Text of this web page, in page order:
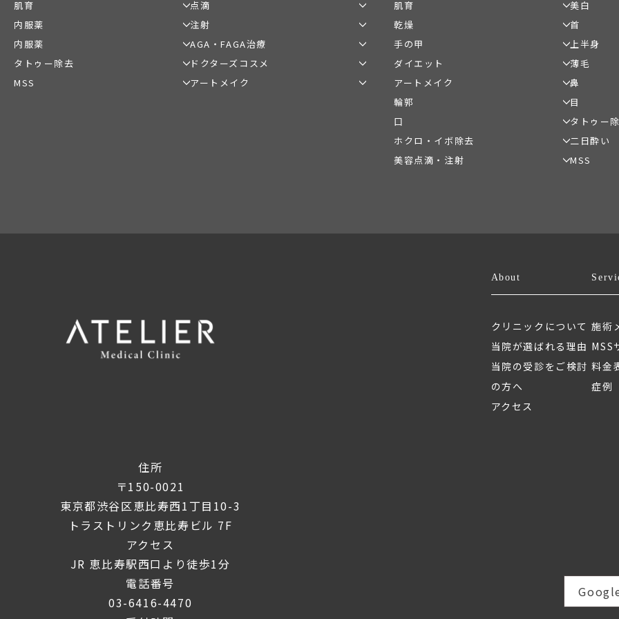
ウルトラセルZi
リニアハイフ
ヒアルロン酸注射
額（おでこ）のヒアルロン酸注射
涙袋のヒアルロン酸注射
唇（リップ）のヒアルロン酸注射
酸注射
ブ」
ボトックス注射
肩ボトックス注射
脇ボトックス注射
マイクロボトックス（スキンボトッ
クス）
肌育
ジュベルック
リズネ
点滴
白玉点滴・美白点滴
高濃度ビタミンC点滴
二日酔い改善（点滴・注射・内服
内服薬
二日酔い改善（点滴・注射・内服
薬）
注射
内服薬
AGA・FAGA治療
タトゥー除去
ドクターズコスメ
ジャンマリーニ
MSS
アートメイク
美容内服
ジェネシ
ジュベル
リズネ
ジャンマ
マイクロ
ニキビ治
ニキビ治
美容内服
美容内服
高濃度ビ
ジャンマ
ジュビダ
XC」
ウルトラセルZi
ジュベルック
リズネ
ボトックス注射
高濃度ビタミンC点滴
ジャンマリーニ
肩ボトックス注射
ほうれい線（たるみ）のヒアルロン
ジュビダームビスタ®「スキンバイ
ピーリング
ジュベル
リズネ
ボトック
高濃度ビ
ジャンマ
肩ボトッ
マイクロ
ピコフラクショナル
プルリアル水光注射
ブレッシング
ジェネシスレーザー
ウルトラセルQプラス
ジュベルック
リズネ
ジャンマリーニ
マイクロボトックス（スキンボトッ
クス）
ピコトー
ピコフラ
プルリア
ウルトラ
ヒアルロ
ジュベル
リズネ
高濃度ビ
ピコフラクショナル
プルリアル水光注射
ブレッシング
ピーリング
ジュベルック
リズネ
ジャンマリーニ
ニキビ治療（イソトレチノイン）
ウルトラ
リニアハ
ヒアルロ
ジャンマ
XC」
ジュビダ
XC」
肌育
ジュベルック
美白
乾燥
首
ピコフラ
ピーリング
ジュベル
リズネ
ブ」
手の甲
ピコスポット
ピコフラクショナル
ジュベルック
リズネ
XC」
ジュビダームビスタ®「スキンバイ
上半身
肩ボトッ
ダイエット
薄毛
アートメイク
鼻
ジュビダ
XC」
輪郭
ウルトラセルQプラス
ウルトラセルZi
リニアハイフ
目
眉毛アー
アイライ
涙袋のヒ
口
唇（リップ）アートメイク
ジュビダームビスタ®「ボルベラ
タトゥー
ホクロ・イボ除去
ほくろ除去・イボ除去
二日酔い
二日酔い
美容点滴・注射
MSS
About
クリニックについて
当院が選ばれる理由
当院の受診をご検討
の方へ
アクセス
施術
MSS
料金
症例
住所
〒150-0021
東京都渋谷区恵比寿西1丁目10-3
トラストリンク恵比寿ビル 7F
アクセス
JR 恵比寿駅西口より徒歩1分
電話番号
03-6416-4470